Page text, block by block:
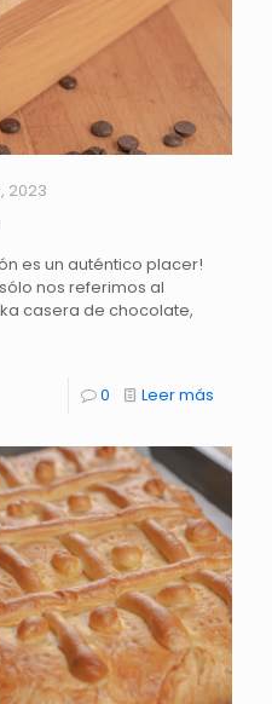
2023
es un auténtico placer!
nos referimos al
casera de chocolate,
0 Leer más